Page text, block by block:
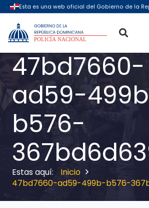
47bd7660-
ad59-
b576-
Inicio
47bd7660-ad59-499b-b576-